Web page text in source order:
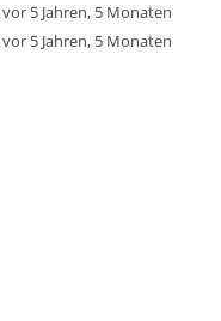
vor 5 Jahren, 5 Monaten
vor 5 Jahren, 5 Monaten